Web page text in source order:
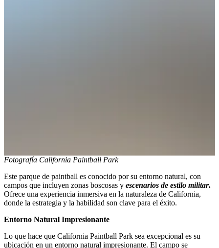
Fotografía California Paintball Park
Este parque de paintball es conocido por su entorno natural, con
campos que incluyen zonas boscosas y escenarios de estilo militar.
Ofrece una experiencia inmersiva en la naturaleza de California,
donde la estrategia y la habilidad son clave para el éxito.
Entorno Natural Impresionante
Lo que hace que California Paintball Park sea excepcional es su
ubicación en un entorno natural impresionante. El campo se